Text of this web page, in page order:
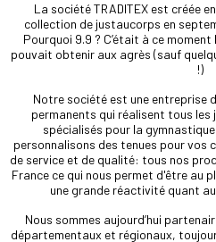
La société TRADITEX est créée
collection de justaucorps en
Pourquoi 9.9 ? C’était à ce moment
pouvait obtenir aux agrès (sauf
!)
Notre société est une entreprise
permanents qui réalisent tous
spécialisés pour la
personnalisons des tenues pour vos
de service et de qualité: tous nos
France ce qui nous permet d'être au
une grande réactivité quant
Nous sommes aujourd’hui
départementaux et régionaux,